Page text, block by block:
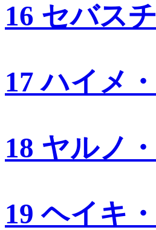
16 セバス
17 ハイメ
18 ヤルノ
19 ヘイキ